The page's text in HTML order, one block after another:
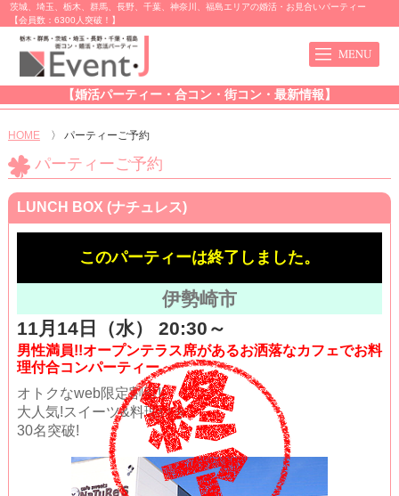
茨城、埼玉、栃木、群馬、長野、千葉、神奈川、福島エリアの婚活・お見合いパーティー
【会員数：6300人突破！】
【婚活パーティー・合コン・街コン・最新情報】
HOME 〉 パーティーご予約
パーティーご予約
LUNCH BOX (ナチュレス)
このパーティーは終了しました。
伊勢崎市
11月14日（水） 20:30～
男性満員!!オープンテラス席があるお洒落なカフェでお料
理付合コンパーティー
オトクなweb限定割引!!
大人気!スイーツ&料理付き
30名突破!